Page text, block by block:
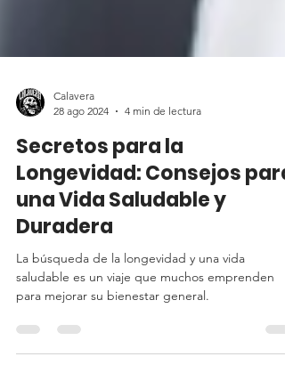
28 ago 2024
4 min de lectura
Secretos para la
Longevidad: Consejos para
una Vida Saludable y
Duradera
La búsqueda de la longevidad y una vida
para mejorar su bienestar general.